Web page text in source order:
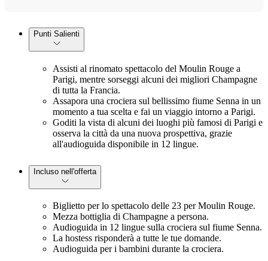
Punti Salienti
Assisti al rinomato spettacolo del Moulin Rouge a
Parigi, mentre sorseggi alcuni dei migliori Champagne
di tutta la Francia.
Assapora una crociera sul bellissimo fiume Senna in un
momento a tua scelta e fai un viaggio intorno a Parigi.
Goditi la vista di alcuni dei luoghi più famosi di Parigi e
osserva la città da una nuova prospettiva, grazie
all'audioguida disponibile in 12 lingue.
Incluso nell'offerta
Biglietto per lo spettacolo delle 23 per Moulin Rouge.
Mezza bottiglia di Champagne a persona.
Audioguida in 12 lingue sulla crociera sul fiume Senna.
La hostess risponderà a tutte le tue domande.
Audioguida per i bambini durante la crociera.